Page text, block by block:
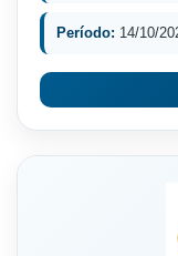
Período: 14/10/